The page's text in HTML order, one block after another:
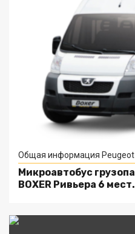
Общая информация Peugeot
Микроавтобус
BOXER Ривьера 6